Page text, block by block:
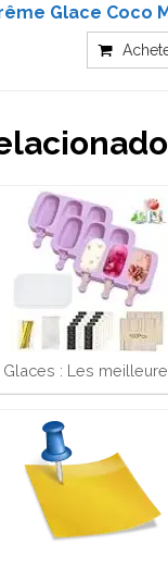
Glace Coco
Glaces : Les